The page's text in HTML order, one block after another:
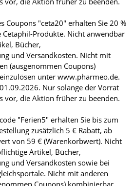
Coupons "ceta20" erhalten Sie 20 %
Cetaphil-Produkte. Nicht anwendbar
Bücher,
und Versandkosten. Nicht mit
(ausgenommen Coupons)
unter www.pharmeo.de.
Nur solange der Vorrat
vor, die Aktion früher zu beenden.
"Ferien5" erhalten Sie bis zum
zusätzlich 5 € Rabatt, ab
von 59 € (Warenkorbwert). Nicht
Artikel, Bücher,
und Versandkosten sowie bei
Nicht mit anderen